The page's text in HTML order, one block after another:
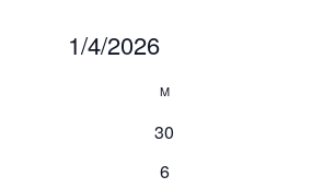
1/4/2026
KalenderMMontag
0
30
0
6